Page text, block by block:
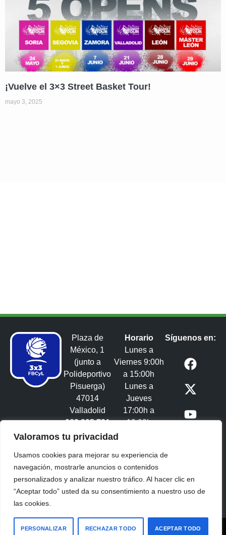
Valoramos tu privacidad
Usamos cookies para mejorar su experiencia de
navegación, mostrarle anuncios o contenidos
personalizados y analizar nuestro tráfico. Al hacer clic en
“Aceptar todo” usted da su consentimiento a nuestro uso de
las cookies.
PERSONALIZAR RECHAZAR TODO ACEPTAR TODO
¡Vuelve el 3×3 Street Basket Tour!
mayo 3, 2025
Plaza de
México, 1
(junto a
Polideportivo
Pisuerga)
47014
Valladolid
983 395 731
3x3castillayleon@fbcyl.es​
Horario
Lunes a
Viernes 9:00h
a 15:00h
Lunes a
Jueves
17:00h a
19:00h
Síguenos en:
Copyright Federación de Baloncesto Castilla y León